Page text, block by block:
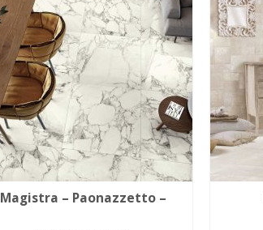
Magistra – Paonazzetto –